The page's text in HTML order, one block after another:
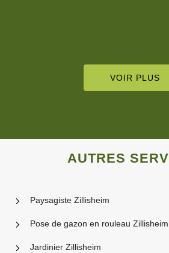
VOIR PLUS
AUTRES
Paysagiste Zillisheim
Pose de gazon en rouleau Zillisheim
Jardinier Zillisheim